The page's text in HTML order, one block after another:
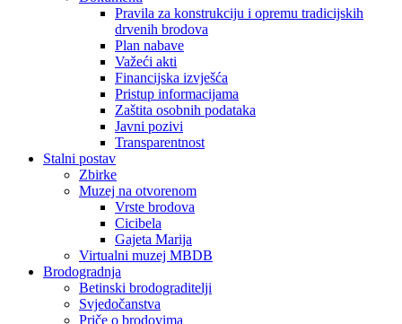
Pravila za konstrukciju i opremu tradicijskih
drvenih brodova
Plan nabave
Važeći akti
Financijska izvješća
Pristup informacijama
Zaštita osobnih podataka
Javni pozivi
Transparentnost
Stalni postav
Zbirke
Muzej na otvorenom
Vrste brodova
Cicibela
Gajeta Marija
Virtualni muzej MBDB
Brodogradnja
Betinski brodograditelji
Svjedočanstva
Priče o brodovima